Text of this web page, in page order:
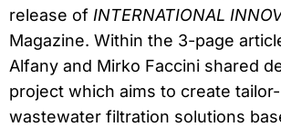
release of INTERNATIONAL
Magazine. Within the 3-page
Alfany and Mirko Faccini shared
project which aims to create
wastewater filtration solutions